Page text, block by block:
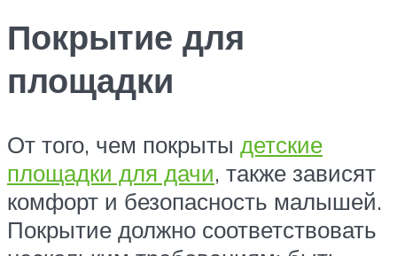
Покрытие для
площадки
От того, чем покрыты детские
площадки для дачи, также зависят
комфорт и безопасность малышей.
Покрытие должно соответствовать